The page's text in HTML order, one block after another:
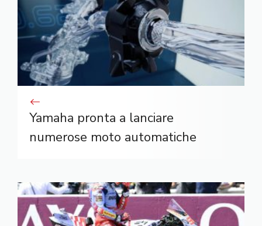
Yamaha pronta a lanciare
numerose moto automatiche